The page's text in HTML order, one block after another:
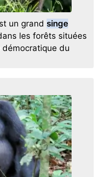
un grandsinge
les forêts situées
du